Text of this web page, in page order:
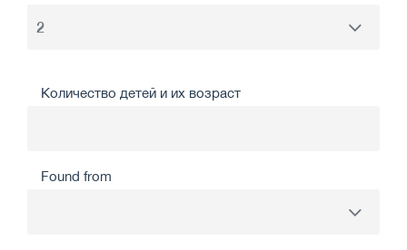
Количество детей и их возраст
Found from